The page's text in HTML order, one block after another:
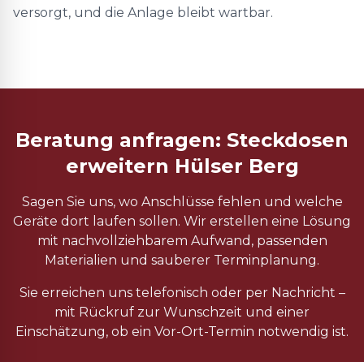
versorgt, und die Anlage bleibt wartbar.
Beratung anfragen: Steckdosen
erweitern Hülser Berg
Sagen Sie uns, wo Anschlüsse fehlen und welche
Geräte dort laufen sollen. Wir erstellen eine Lösung
mit nachvollziehbarem Aufwand, passenden
Materialien und sauberer Terminplanung.
Sie erreichen uns telefonisch oder per Nachricht –
mit Rückruf zur Wunschzeit und einer
Einschätzung, ob ein Vor-Ort-Termin notwendig ist.